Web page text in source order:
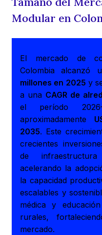
Modular en
El mercado de
Colombia alcanzó
millones en 2025 y
a una CAGR de
el período
aproximadamente
2035. Este
crecientes
de
acelerando la
la capacidad
escalables y
médica y
rurales,
mercado.